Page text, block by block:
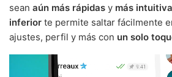
sean aún más rápidas y más
inferior te permite saltar fácilmente
ajustes, perfil y más con un solo